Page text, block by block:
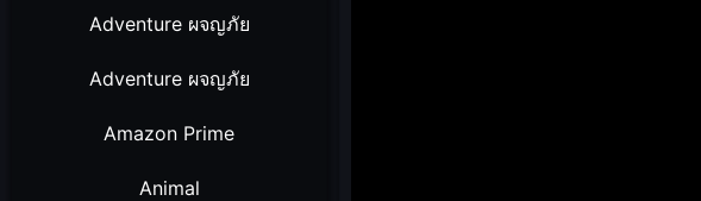
Adventure ผจญภัย
Adventure ผจญภัย
Amazon Prime
Animal